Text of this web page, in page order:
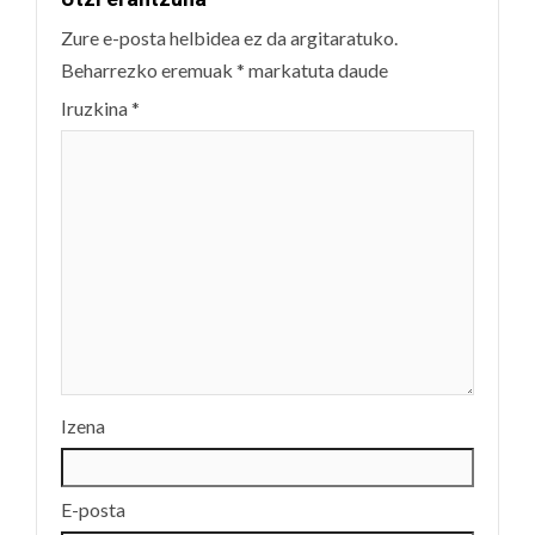
Zure e-posta helbidea ez da argitaratuko.
Beharrezko eremuak * markatuta daude
Iruzkina*
Izena
E-posta